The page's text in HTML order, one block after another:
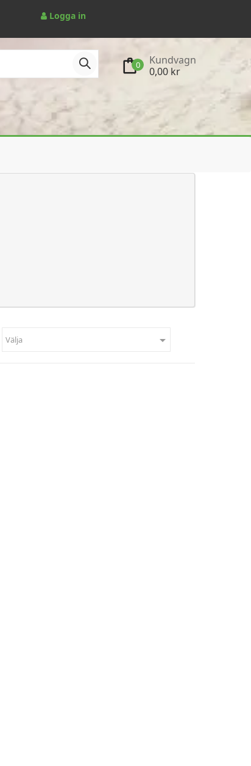
Logga in
0
Kundvagn
0,00 kr
Välja 